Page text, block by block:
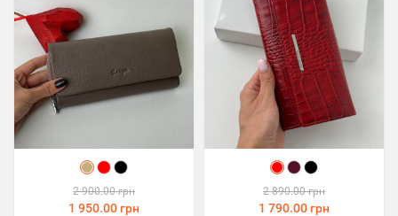
2 900.00 грн
1 950.00 грн
2 890.00 грн
1 790.00 грн